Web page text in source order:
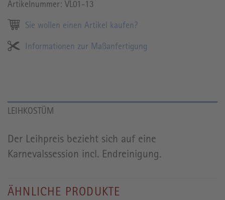
Artikelnummer: VL01-13
Sie wollen einen Artikel kaufen?
Informationen zur Maßanfertigung
LEIHKOSTÜM
Der Leihpreis bezieht sich auf eine
Karnevalssession incl. Endreinigung.
ÄHNLICHE PRODUKTE